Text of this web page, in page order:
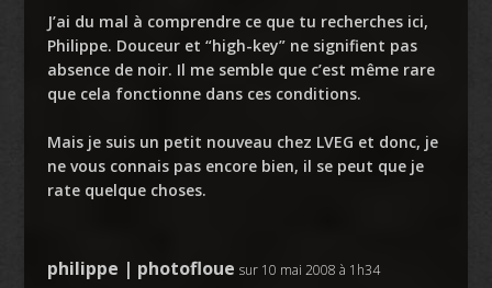
J’ai du mal à comprendre ce que tu recherches ici,
Philippe. Douceur et “high-key” ne signifient pas
absence de noir. Il me semble que c’est même rare
que cela fonctionne dans ces conditions.
Mais je suis un petit nouveau chez LVEG et donc, je
ne vous connais pas encore bien, il se peut que je
rate quelque choses.
philippe | photofloue sur 10 mai 2008 à 1h34